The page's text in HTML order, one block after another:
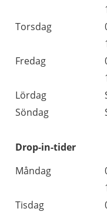
Torsdag
Fredag
Lördag
Söndag
Drop-in-tider
Måndag
Tisdag